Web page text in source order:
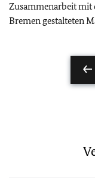
Zusammenarbeit
Bremen gestalteten